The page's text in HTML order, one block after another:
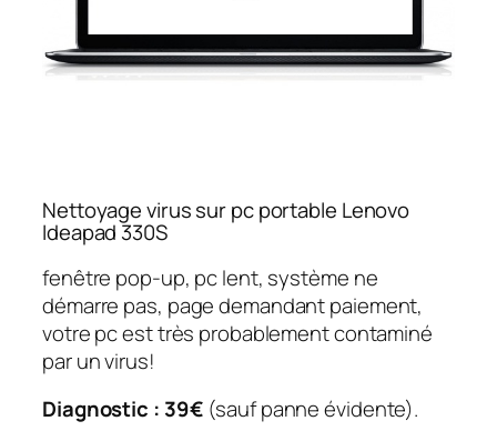
Nettoyage virus sur pc portable Lenovo
Ideapad 330S
fenêtre pop-up, pc lent, système ne
démarre pas, page demandant paiement,
votre pc est très probablement contaminé
par un virus!
Diagnostic : 39€ (sauf panne évidente).